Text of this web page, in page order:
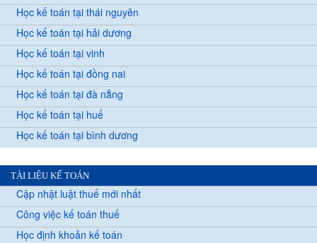
Học kế toán tại thái nguyên
Học kế toán tại hải dương
Học kế toán tại vinh
Học kế toán tại đồng nai
Học kế toán tại đà nẵng
Học kế toán tại huế
Học kế toán tại bình dương
TÀI LIỆU KẾ TOÁN
Cập nhật luật thuế mới nhất
Công việc kế toán thuế
Học định khoản kế toán